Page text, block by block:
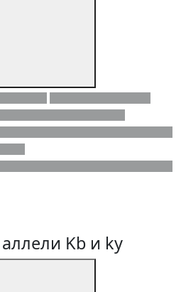
Kb и ky